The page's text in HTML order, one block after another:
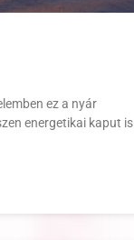
ez a nyár
energetikai kaput is